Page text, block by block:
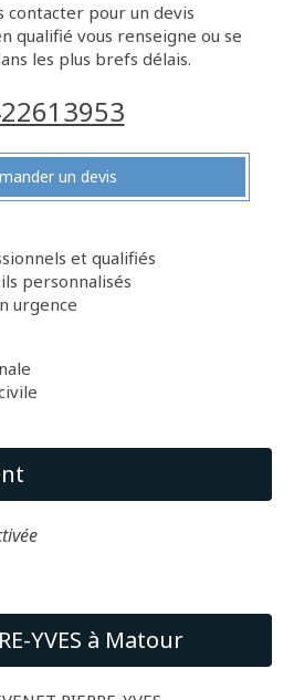
contacter pour un devis
qualifié vous renseigne ou se
les plus brefs délais.
un devis
et qualifiés
personnalisés
urgence
YVES à Matour